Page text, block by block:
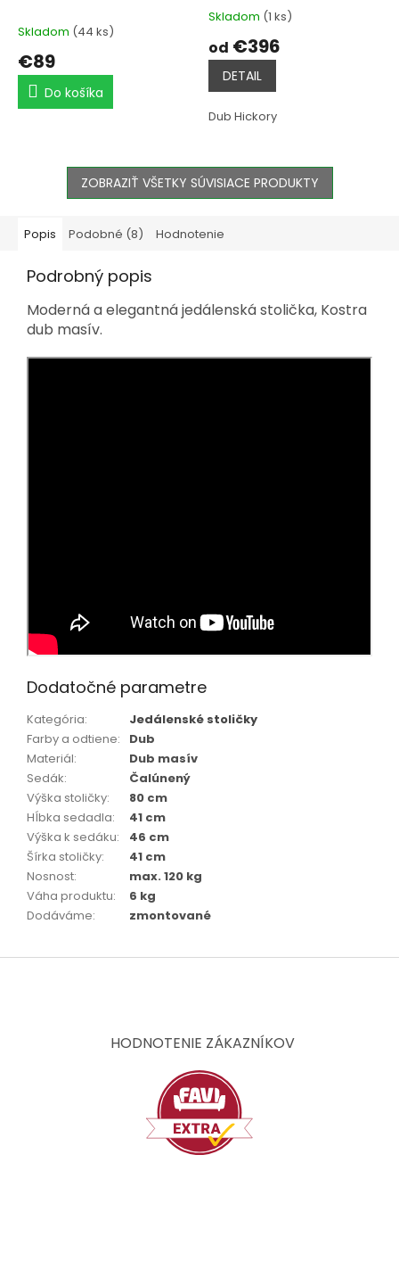
Skladom (44 ks)
€89
Do košíka
Priemerné
produktu
je
5,0
z
5
hviezdičiek.
Skladom (1 ks)
od €396
DETAIL
Dub Hickory
ZOBRAZIŤ VŠETKY SÚVISIACE PRODUKTY
Popis Podobné (8) Hodnotenie
Podrobný popis
Moderná a elegantná jedálenská stolička, Kostra
dub masív.
Dodatočné parametre
Kategória:
Jedálenské stoličky
Farby a odtiene:
Dub
Materiál:
Dub masív
Sedák:
Čalúnený
Výška stoličky:
80 cm
Hĺbka sedadla:
41 cm
Výška k sedáku:
46 cm
Šírka stoličky:
41 cm
Nosnost:
max. 120 kg
Váha produktu:
6 kg
Dodáváme: zmontované
Z
HODNOTENIE ZÁKAZNÍKOV